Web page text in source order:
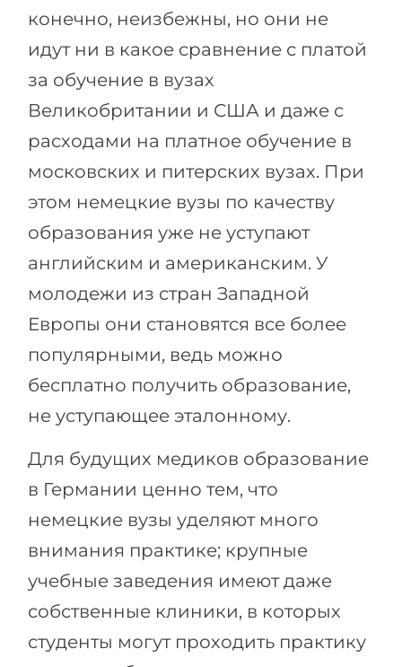
конечно, неизбежны, но они не
идут ни в какое сравнение с платой
за обучение в вузах
Великобритании и США и даже с
расходами на платное обучение в
московских и питерских вузах. При
этом немецкие вузы по качеству
образования уже не уступают
английским и американским. У
молодежи из стран Западной
Европы они становятся все более
популярными, ведь можно
бесплатно получить образование,
не уступающее эталонному.
Для будущих медиков образование
в Германии ценно тем, что
немецкие вузы уделяют много
внимания практике; крупные
учебные заведения имеют даже
собственные клиники, в которых
студенты могут проходить практику